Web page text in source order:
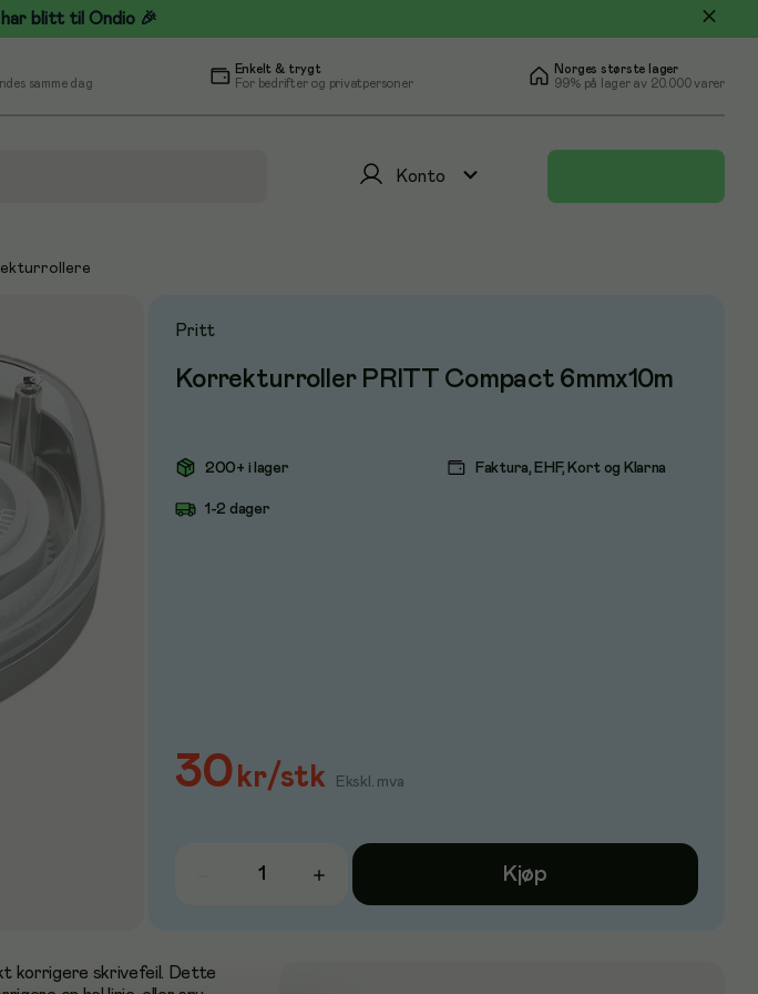
blitt til Ondio 🎉
samme dag
Enkelt & trygt
For bedrifter og privatpersoner
Norges største lager
99% på lager av 20.000 varer
Konto
Pritt
Korrekturroller PRITT Compact 6mmx10m
200+ i lager
1-2 dager
Faktura, EHF, Kort og Klarna
30 kr/stk Ekskl. mva
Kjøp
korrigere skrivefeil. Dette